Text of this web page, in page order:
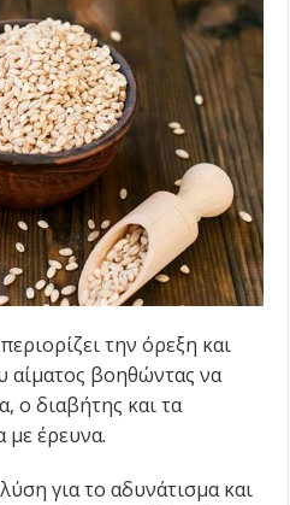
την όρεξη και
αίματος βοηθώντας να
ο διαβήτης και τα
με έρευνα.
για το αδυνάτισμα και